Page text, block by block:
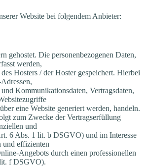
Website bei folgendem Anbieter:
gehostet. Die personenbezogenen Daten,
werden,
Hosters / der Hoster gespeichert. Hierbei
Kommunikationsdaten, Vertragsdaten,
eine Website generiert werden, handeln.
zum Zwecke der Vertragserfüllung
und
6 Abs. 1 lit. b DSGVO) und im Interesse
und effizienten
Angebots durch einen professionellen
f DSGVO).